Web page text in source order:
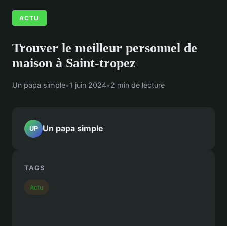
ACTU
Trouver le meilleur personnel de
maison à Saint-tropez
Un papa simple•1 juin 2024•2 min de lecture
UP Un papa simple
TAGS
Actu